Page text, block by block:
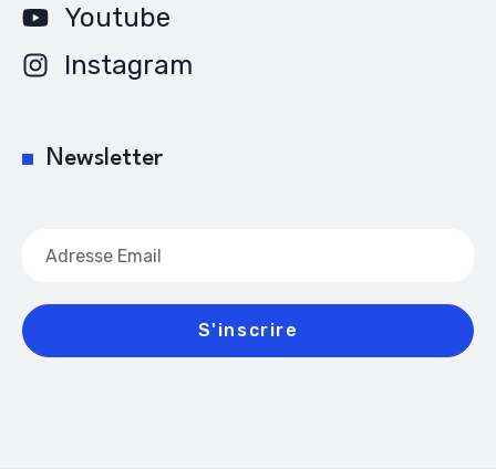
Youtube
Instagram
Newsletter